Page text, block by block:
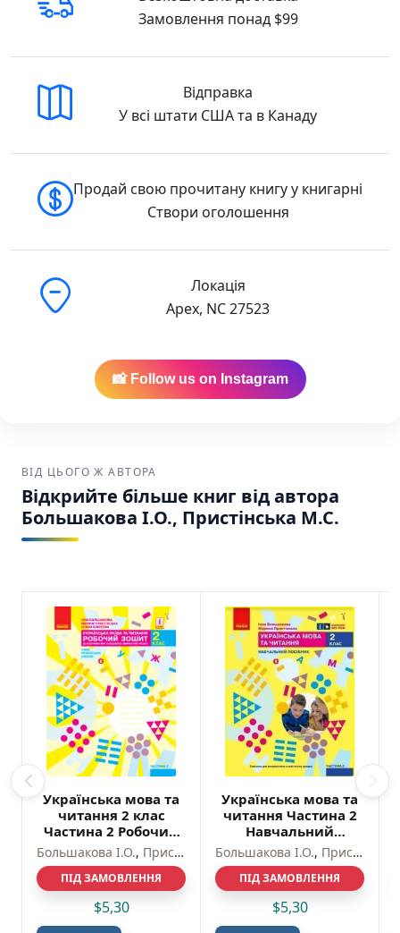
Замовлення понад $99
Відправка
У всі штати США та в Канаду
Продай свою прочитану книгу у книгарні
Створи оголошення
Локація
Apex, NC 27523
📸 Follow us on Instagram
ВІД ЦЬОГО Ж АВТОРА
Відкрийте більше книг від автора
Большакова І.О., Пристінська М.С.
Українська мова та
читання 2 клас
Частина 2 Робочий
зошит (у 2-х ч.) до
підр Большакової
І.О., Пристінської М.С
– Большакова І.О. –
Ранок
Большакова І.О., Пристінська М.С.
ПІД ЗАМОВЛЕННЯ
$5,30
Українська мова та
читання Частина 2
Навчальний
посібник для 2 класу
ЗЗСО (у 6-ти
частинах) –
Большакова І.О. –
Ранок
Большакова І.О., Пристінська М.С.
ПІД ЗАМОВЛЕННЯ
$5,30